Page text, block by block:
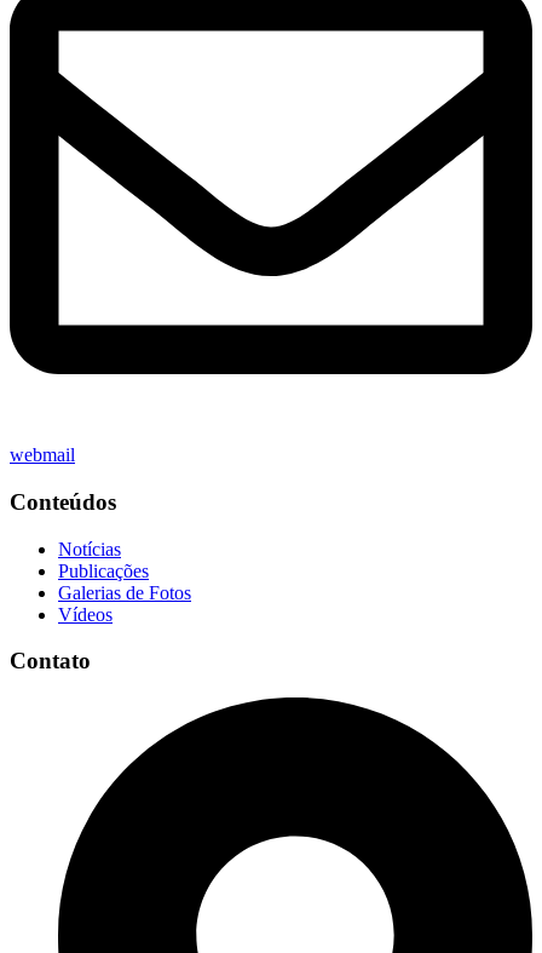
webmail
Conteúdos
Notícias
Publicações
Galerias de Fotos
Vídeos
Contato